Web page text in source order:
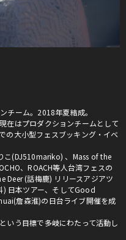
チーム。2018年夏結成。
在はプロダクションチームとして
の大小型フェスブッキング・イベ
こ(DJ510mariko) 、Mass of the
、ROACH等人台湾フェスの
Deer (話梅鹿) リリースアジアツ
日本ツアー、そしてGood
詹森淮)の日台ライブ開催を成
いう目標で多岐にわたって活動し